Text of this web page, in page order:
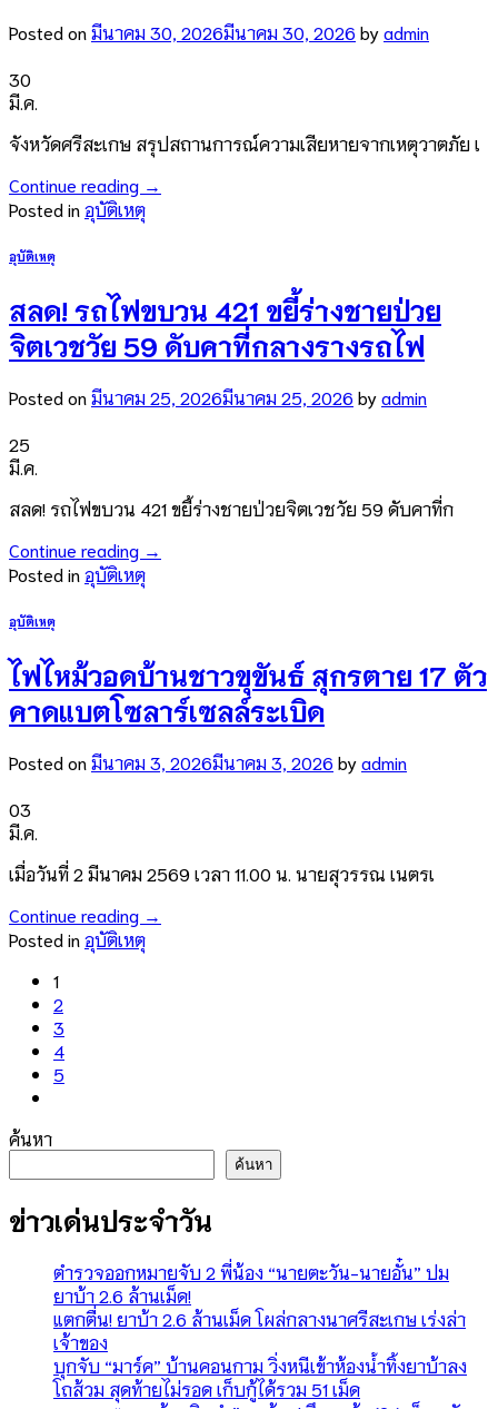
Posted onมีนาคม 30, 2026มีนาคม 30, 2026 byadmin
30
มี.ค.
จังหวัดศรีสะเกษ สรุปสถานการณ์ความเสียหายจากเหตุวาตภัย เ
Continue reading →
Posted inอุบัติเหตุ
อุบัติเหตุ
สลด! รถไฟขบวน 421 ขยี้ร่างชายป่วย
จิตเวชวัย 59 ดับคาที่กลางรางรถไฟ
Posted onมีนาคม 25, 2026มีนาคม 25, 2026 byadmin
25
มี.ค.
สลด! รถไฟขบวน 421 ขยี้ร่างชายป่วยจิตเวชวัย 59 ดับคาที่ก
Continue reading →
Posted inอุบัติเหตุ
อุบัติเหตุ
ไฟไหม้วอดบ้านชาวขุขันธ์ สุกรตาย 17 ตัว
คาดแบตโซลาร์เซลล์ระเบิด
Posted onมีนาคม 3, 2026มีนาคม 3, 2026 byadmin
03
มี.ค.
เมื่อวันที่ 2 มีนาคม 2569 เวลา 11.00 น. นายสุวรรณ เนตรเ
Continue reading →
Posted inอุบัติเหตุ
1
2
3
4
5
ค้นหา
ค้นหา
ข่าวเด่นประจำวัน
ตำรวจออกหมายจับ 2 พี่น้อง “นายตะวัน-นายอั๋น” ปม
ยาบ้า 2.6 ล้านเม็ด!
แตกตื่น! ยาบ้า 2.6 ล้านเม็ด โผล่กลางนาศรีสะเกษ เร่งล่า
เจ้าของ
บุกจับ “มาร์ค” บ้านคอนกาม วิ่งหนีเข้าห้องน้ำทิ้งยาบ้าลง
โถส้วม สุดท้ายไม่รอด เก็บกู้ได้รวม 51 เม็ด